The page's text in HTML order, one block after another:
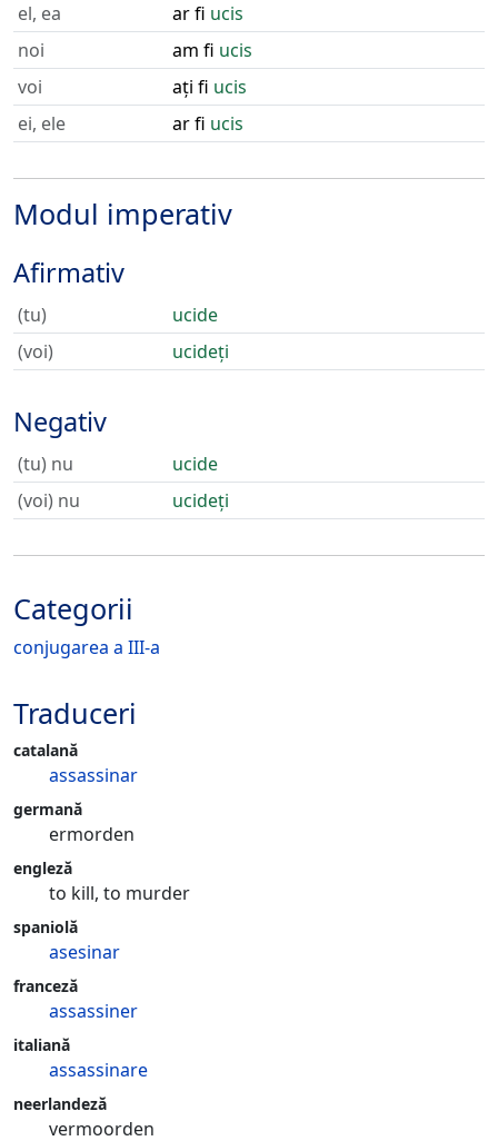
el, ea
ar fi ucis
noi
am fi ucis
voi
ați fi ucis
ei, ele
ar fi ucis
Modul imperativ
Afirmativ
(tu)
ucide
(voi)
ucideți
Negativ
(tu) nu
ucide
(voi) nu
ucideți
Categorii
conjugarea a III-a
Traduceri
catalană
assassinar
germană
ermorden
engleză
to kill, to murder
spaniolă
asesinar
franceză
assassiner
italiană
assassinare
neerlandeză
vermoorden